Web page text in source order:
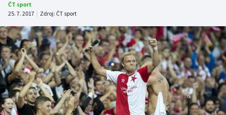
Atletika
Cyklistika
DALŠÍ SPORTY
Americký fotbal
Baseball a softbal
NEPŘEHLÉDNĚTE
Soutěže
ČT sport
25. 7. 2017 | Zdroj: ČT sport